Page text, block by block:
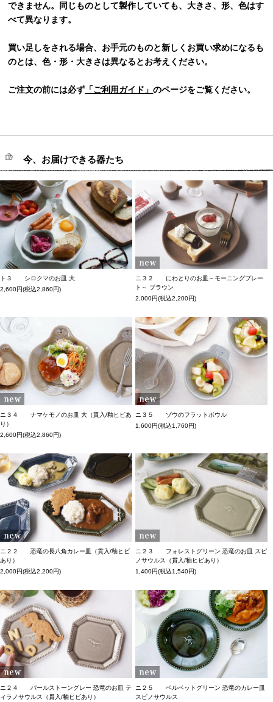
できません。同じものとして製作していても、大きさ、形、色はす
べて異なります。
買い足しをされる場合、お手元のものと新しくお買い求めになるも
のとは、色・形・大きさは異なるとお考えください。
ご注文の前には必ず 「ご利用ガイド」のページをご覧ください。
今、お届けできる器たち
ト３ シロクマのお皿 大
2,600円(税込2,860円)
ニ３２ にわとりのお皿～モーニングプレー
ト～ ブラウン
2,000円(税込2,200円)
ニ３４ ナマケモノのお皿 大（貫入/釉ヒビあ
り）
2,600円(税込2,860円)
ニ３５ ゾウのフラットボウル
1,600円(税込1,760円)
ニ２２ 恐竜の長八角カレー皿（貫入/釉ヒビ
あり）
2,000円(税込2,200円)
ニ２３ フォレストグリーン 恐竜のお皿 スピ
ノサウルス（貫入/釉ヒビあり）
1,400円(税込1,540円)
ニ２４ パールストーングレー 恐竜のお皿 テ
ィラノサウルス（貫入/釉ヒビあり）
ニ２５ ベルベットグリーン 恐竜のカレー皿
スピノサウルス